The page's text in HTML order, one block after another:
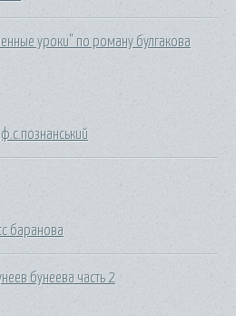
уроки" по роману булгакова
баранова
бунеева часть 2